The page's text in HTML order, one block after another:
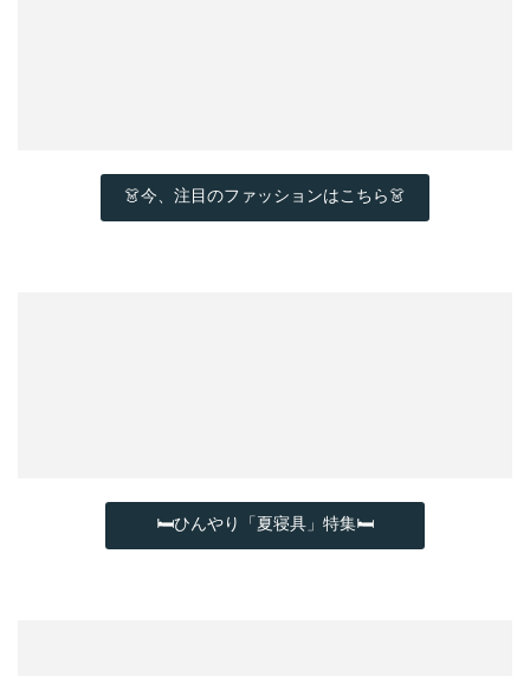
👗今、注目のファッションはこちら👗
🛏ひんやり「夏寝具」特集🛏